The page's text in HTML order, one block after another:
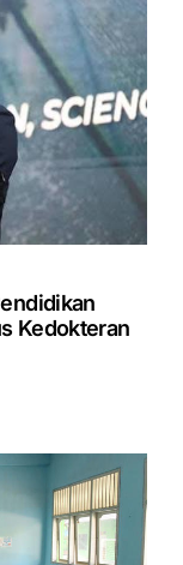
Kedokteran